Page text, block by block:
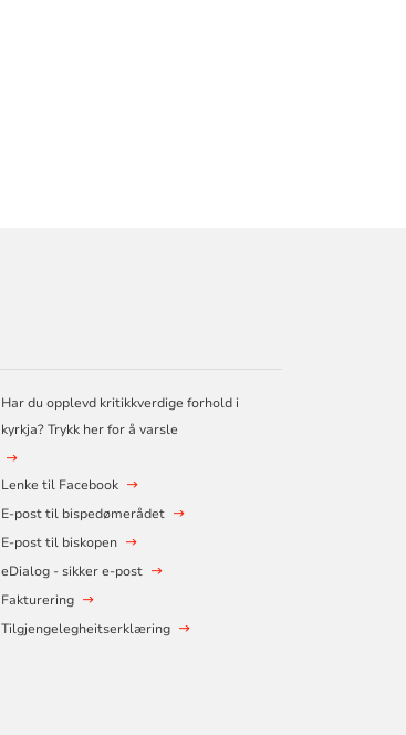
Har du opplevd kritikkverdige forhold i
kyrkja? Trykk her for å varsle
Lenke til Facebook
E-post til bispedømerådet
E-post til biskopen
eDialog - sikker e-post
Fakturering
Tilgjengelegheitserklæring